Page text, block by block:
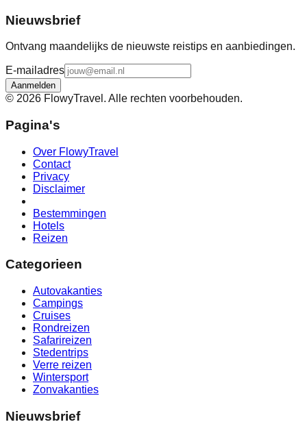
Nieuwsbrief
Ontvang maandelijks de nieuwste reistips en aanbiedingen.
E-mailadres
Aanmelden
© 2026 FlowyTravel. Alle rechten voorbehouden.
Pagina's
Over FlowyTravel
Contact
Privacy
Disclaimer
Bestemmingen
Hotels
Reizen
Categorieen
Autovakanties
Campings
Cruises
Rondreizen
Safarireizen
Stedentrips
Verre reizen
Wintersport
Zonvakanties
Nieuwsbrief